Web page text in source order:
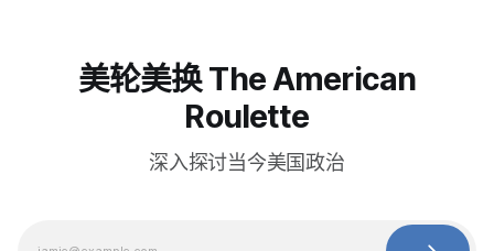
美轮美换 The American
Roulette
深入探讨当今美国政治